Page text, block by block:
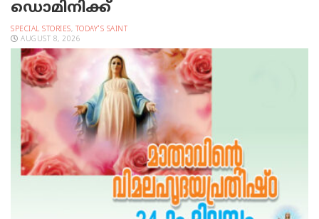
ഡൊമിനിക്ക്
SPECIAL STORIES, TODAY'S SAINT
AUGUST 8, 2026